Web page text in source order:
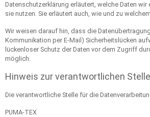
Datenschutzerklärung erläutert, welche Daten
sie nutzen. Sie erläutert auch, wie und zu
Wir weisen darauf hin, dass die
Kommunikation per E-Mail) Sicherheitslücken
lückenloser Schutz der Daten vor dem Zugriff
möglich.
Hinweis zur verantwortlichen Stelle
Die verantwortliche Stelle für die
PUMA-TEX